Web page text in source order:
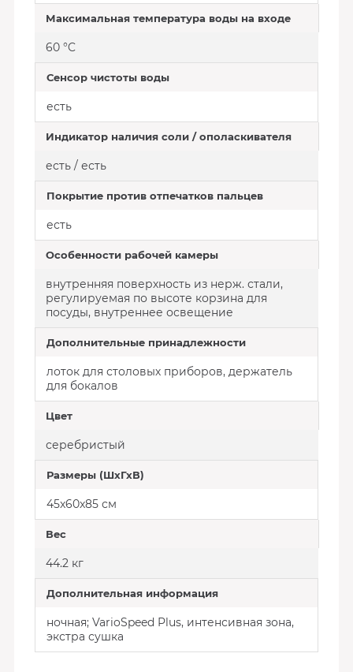
Максимальная температура воды на входе
60 °C
Сенсор чистоты воды
есть
Индикатор наличия соли / ополаскивателя
есть / есть
Покрытие против отпечатков пальцев
есть
Особенности рабочей камеры
внутренняя поверхность из нерж. стали,
регулируемая по высоте корзина для
посуды, внутреннее освещение
Дополнительные принадлежности
лоток для столовых приборов, держатель
для бокалов
Цвет
серебристый
Размеры (ШхГхВ)
45x60x85 см
Вес
44.2 кг
Дополнительная информация
ночная; VarioSpeed ​​Plus, интенсивная зона,
экстра сушка